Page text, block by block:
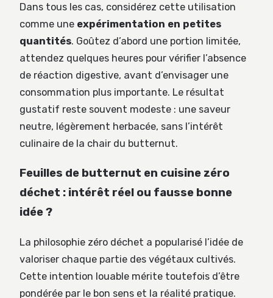
Dans tous les cas, considérez cette utilisation
comme une expérimentation en petites
quantités. Goûtez d’abord une portion limitée,
attendez quelques heures pour vérifier l’absence
de réaction digestive, avant d’envisager une
consommation plus importante. Le résultat
gustatif reste souvent modeste : une saveur
neutre, légèrement herbacée, sans l’intérêt
culinaire de la chair du butternut.
Feuilles de butternut en cuisine zéro
déchet : intérêt réel ou fausse bonne
idée ?
La philosophie zéro déchet a popularisé l’idée de
valoriser chaque partie des végétaux cultivés.
Cette intention louable mérite toutefois d’être
pondérée par le bon sens et la réalité pratique.